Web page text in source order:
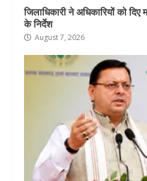
जिलाधिकारी ने अधिकारियों को
के निर्देश
August 7, 2026